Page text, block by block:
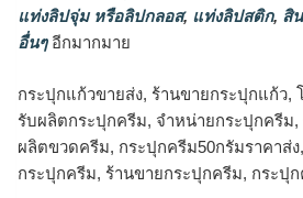
แท่งลิปจุ่ม หรือลิปกลอส, แท่งลิปสติก, สิ
อื่นๆอีกมากมาย
กระปุกแก้วขายส่ง, ร้านขายกระปุกแก้ว,
รับผลิตกระปุกครีม, จำหน่ายกระปุกครีม,
ผลิตขวดครีม, กระปุกครีม50กรัมราคาส่
กระปุกครีม, ร้านขายกระปุกครีม, กระปุ